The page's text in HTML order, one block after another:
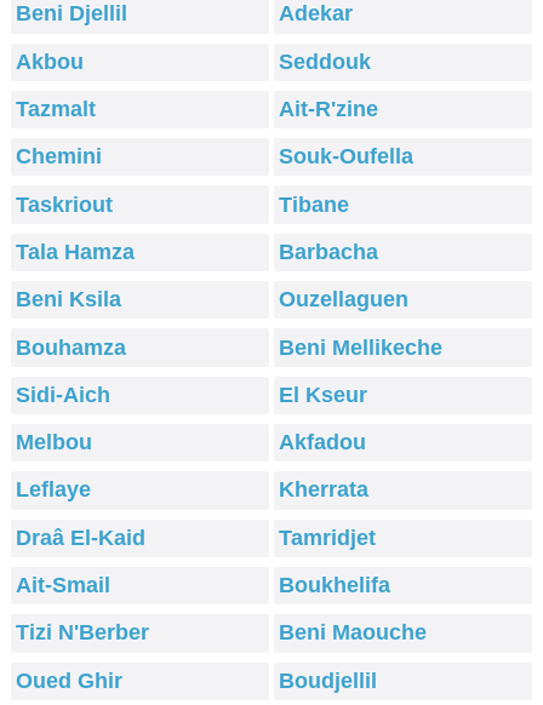
Beni Djellil
Adekar
Akbou
Seddouk
Tazmalt
Ait-R'zine
Chemini
Souk-Oufella
Taskriout
Tibane
Tala Hamza
Barbacha
Beni Ksila
Ouzellaguen
Bouhamza
Beni Mellikeche
Sidi-Aich
El Kseur
Melbou
Akfadou
Leflaye
Kherrata
Draâ El-Kaid
Tamridjet
Ait-Smail
Boukhelifa
Tizi N'Berber
Beni Maouche
Oued Ghir
Boudjellil